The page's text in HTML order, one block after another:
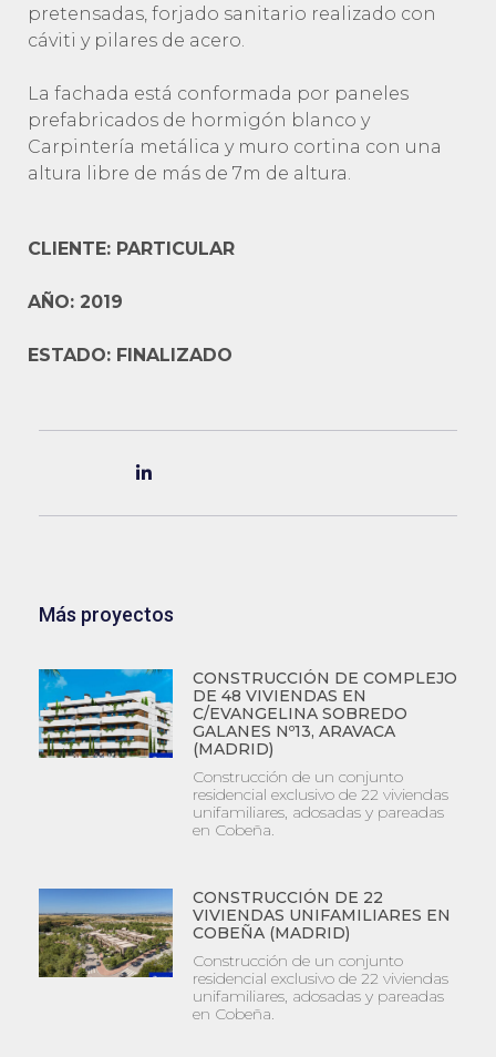
pretensadas, forjado sanitario realizado con
cáviti y pilares de acero.
La fachada está conformada por paneles
prefabricados de hormigón blanco y
Carpintería metálica y muro cortina con una
altura libre de más de 7m de altura.
CLIENTE: PARTICULAR
AÑO: 2019
ESTADO: FINALIZADO
Más proyectos
CONSTRUCCIÓN DE COMPLEJO
DE 48 VIVIENDAS EN
C/EVANGELINA SOBREDO
GALANES Nº13, ARAVACA
(MADRID)
Construcción de un conjunto
residencial exclusivo de 22 viviendas
unifamiliares, adosadas y pareadas
en Cobeña.
CONSTRUCCIÓN DE 22
VIVIENDAS UNIFAMILIARES EN
COBEÑA (MADRID)
Construcción de un conjunto
residencial exclusivo de 22 viviendas
unifamiliares, adosadas y pareadas
en Cobeña.